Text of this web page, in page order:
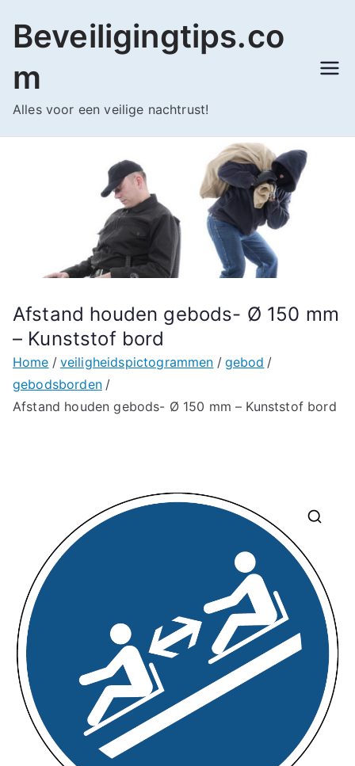
naar
inhoud
Beveiligingtips.co
m
Alles voor een veilige nachtrust!
Afstand houden gebods- Ø 150 mm
– Kunststof bord
Home veiligheidspictogrammen
gebod
gebodsborden
Afstand houden gebods- Ø 150 mm – Kunststof bord